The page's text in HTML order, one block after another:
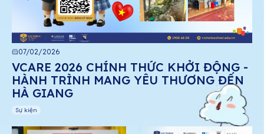
07/02/2026
VCARE 2026 CHÍNH THỨC KHỞI ĐỘNG -
HÀNH TRÌNH MANG YÊU THƯƠNG ĐẾN
HÀ GIANG
Sự kiện